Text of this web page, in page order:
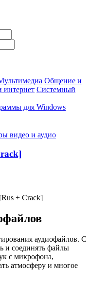
Общение и
интернет Системный
для Windows
видео и аудио
аудиофайлов. С
и соединять файлы
с микрофона,
атмосферу и многое